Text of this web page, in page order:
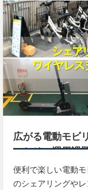
広がる電動モビ
スとその運用課
便利で楽しい電動
のシェアリングや